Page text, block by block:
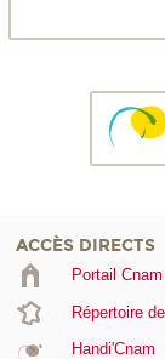
ACCÈS DIRECTS
Portail Cnam
Répertoire
Handi'Cnam